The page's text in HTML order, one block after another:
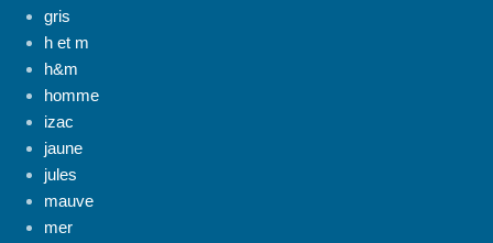
gris
h et m
h&m
homme
izac
jaune
jules
mauve
mer